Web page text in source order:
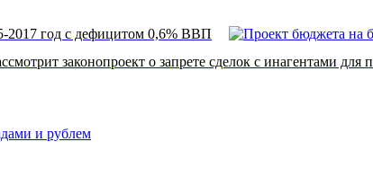
2017 год с дефицитом 0,6% ВВП
законопроект о запрете сделок с инагентами для
и рублем